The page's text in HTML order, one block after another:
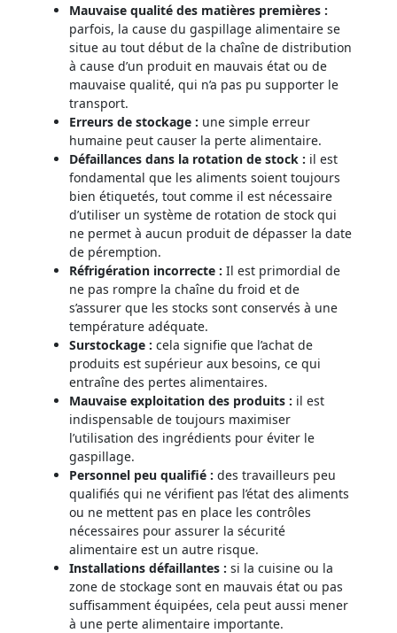
Mauvaise qualité des matières premières :
parfois, la cause du gaspillage alimentaire se
situe au tout début de la chaîne de distribution
à cause d’un produit en mauvais état ou de
mauvaise qualité, qui n’a pas pu supporter le
transport.
Erreurs de stockage : une simple erreur
humaine peut causer la perte alimentaire.
Défaillances dans la rotation de stock : il est
fondamental que les aliments soient toujours
bien étiquetés, tout comme il est nécessaire
d’utiliser un système de rotation de stock qui
ne permet à aucun produit de dépasser la date
de péremption.
Réfrigération incorrecte : Il est primordial de
ne pas rompre la chaîne du froid et de
s’assurer que les stocks sont conservés à une
température adéquate.
Surstockage : cela signifie que l’achat de
produits est supérieur aux besoins, ce qui
entraîne des pertes alimentaires.
Mauvaise exploitation des produits : il est
indispensable de toujours maximiser
l’utilisation des ingrédients pour éviter le
gaspillage.
Personnel peu qualifié : des travailleurs peu
qualifiés qui ne vérifient pas l’état des aliments
ou ne mettent pas en place les contrôles
nécessaires pour assurer la sécurité
alimentaire est un autre risque.
Installations défaillantes : si la cuisine ou la
zone de stockage sont en mauvais état ou pas
suffisamment équipées, cela peut aussi mener
à une perte alimentaire importante.